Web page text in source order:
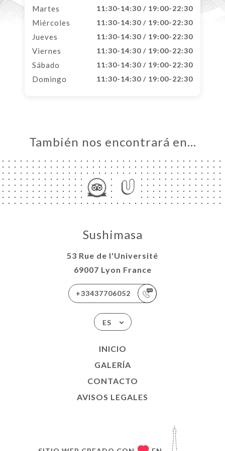
Martes 11:30-14:30 / 19:00-22:30
Miércoles 11:30-14:30 / 19:00-22:30
Jueves 11:30-14:30 / 19:00-22:30
Viernes 11:30-14:30 / 19:00-22:30
Sábado 11:30-14:30 / 19:00-22:30
Domingo 11:30-14:30 / 19:00-22:30
También nos encontrará en…
Sushimasa
53 Rue de l'Université
69007 Lyon France
+33437706052
ES
INICIO
GALERÍA
CONTACTO
AVISOS LEGALES